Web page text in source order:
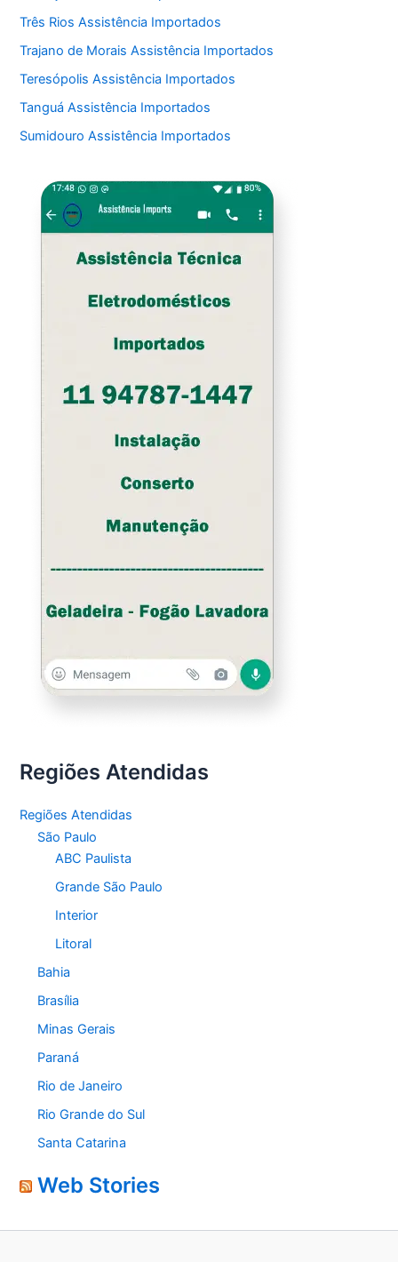
Três Rios Assistência Importados
Trajano de Morais Assistência Importados
Teresópolis Assistência Importados
Tanguá Assistência Importados
Sumidouro Assistência Importados
Regiões Atendidas
Regiões Atendidas
São Paulo
ABC Paulista
Grande São Paulo
Interior
Litoral
Bahia
Brasília
Minas Gerais
Paraná
Rio de Janeiro
Rio Grande do Sul
Santa Catarina
Web Stories